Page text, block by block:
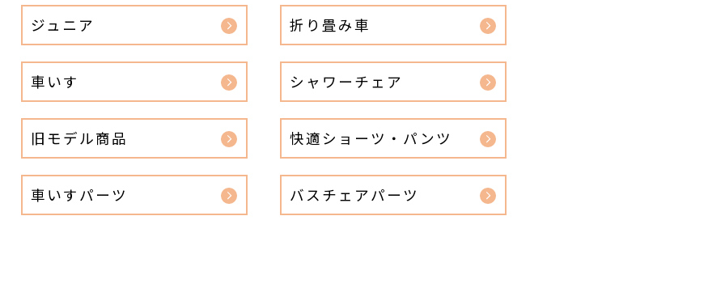
ジュニア 折り畳み車
車いす シャワーチェア
旧モデル商品 快適ショーツ・パンツ
車いすパーツ バスチェアパーツ